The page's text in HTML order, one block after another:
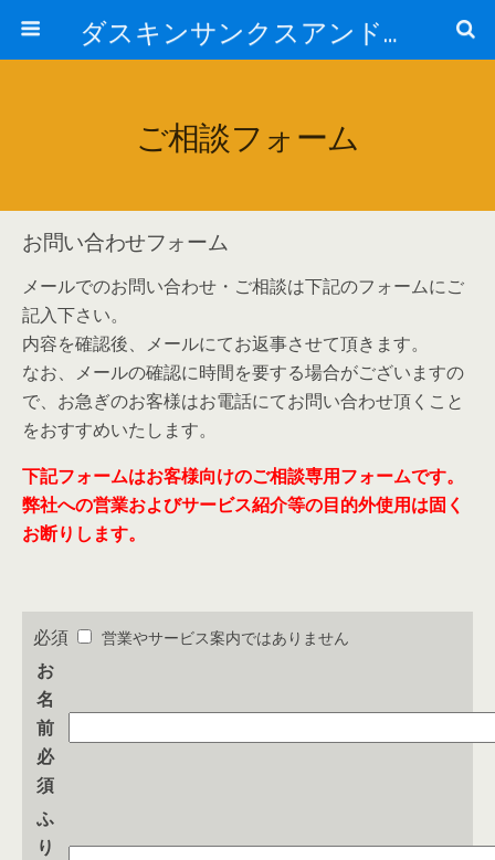
ダスキンサンクスアンドカンパニー株式会社
ご相談フォーム
お問い合わせフォーム
メールでのお問い合わせ・ご相談は下記のフォームにご
記入下さい。
内容を確認後、メールにてお返事させて頂きます。
なお、メールの確認に時間を要する場合がございますの
で、お急ぎのお客様はお電話にてお問い合わせ頂くこと
をおすすめいたします。
下記フォームはお客様向けのご相談専用フォームです。
弊社への営業およびサービス紹介等の目的外使用は固く
お断りします。
必須 営業やサービス案内ではありません
お
名
前
必
須
ふ
り